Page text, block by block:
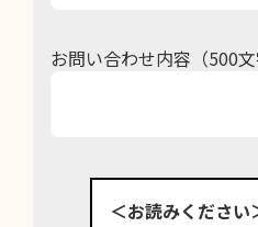
お問い合わせ内容（500文
＜お読みください